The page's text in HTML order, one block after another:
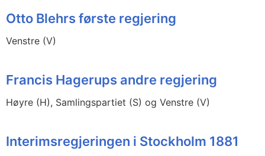
Otto Blehrs første regjering
Venstre (V)
Francis Hagerups andre regjering
Høyre (H), Samlingspartiet (S) og Venstre (V)
Interimsregjeringen i Stockholm 1881